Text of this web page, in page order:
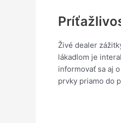
Živé dealer
lákadlom je
informovať sa aj o
prvky priamo do